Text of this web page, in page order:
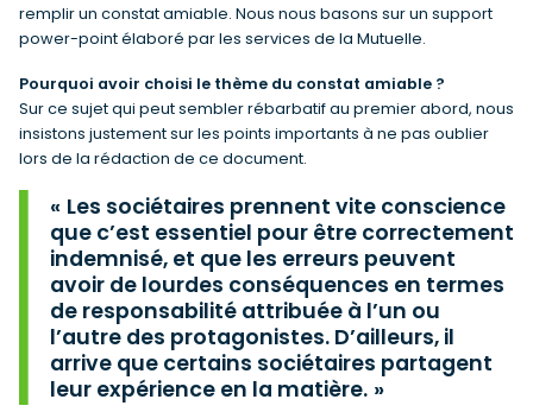
remplir un constat amiable. Nous nous basons sur un support
power-point élaboré par les services de la Mutuelle.
Pourquoi avoir choisi le thème du constat amiable ?
Sur ce sujet qui peut sembler rébarbatif au premier abord, nous
insistons justement sur les points importants à ne pas oublier
lors de la rédaction de ce document.
Les sociétaires prennent vite conscience
que c’est essentiel pour être correctement
indemnisé, et que les erreurs peuvent
avoir de lourdes conséquences en termes
de responsabilité attribuée à l’un ou
l’autre des protagonistes. D’ailleurs, il
arrive que certains sociétaires partagent
leur expérience en la matière.